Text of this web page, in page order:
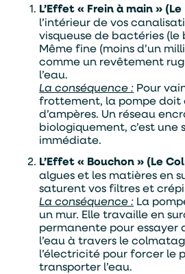
L’Effet « Frein à main »
l’intérieur de vos
visqueuse de bactéries (le
Même fine (moins d’un
comme un revêtement
l’eau.
La conséquence : Pour
frottement, la pompe doit
d’ampères. Un réseau
biologiquement, c’est une
immédiate.
L’Effet « Bouchon » (Le
algues et les matières en
saturent vos filtres et
La conséquence : La
un mur. Elle travaille en
permanente pour essayer
l’eau à travers le
l’électricité pour forcer le
transporter l’eau.